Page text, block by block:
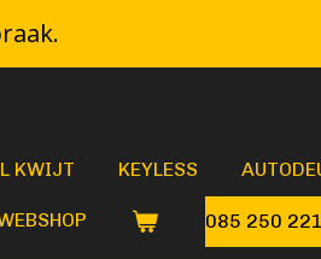
KWIJT KEYLESS
085 250